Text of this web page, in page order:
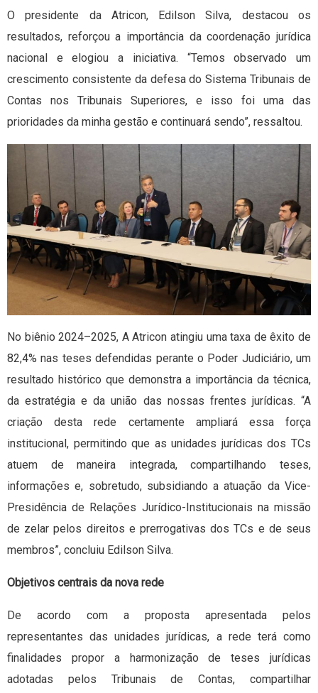
O presidente da Atricon, Edilson Silva, destacou os
resultados, reforçou a importância da coordenação jurídica
nacional e elogiou a iniciativa. “Temos observado um
crescimento consistente da defesa do Sistema Tribunais de
Contas nos Tribunais Superiores, e isso foi uma das
prioridades da minha gestão e continuará sendo”, ressaltou.
No biênio 2024–2025, A Atricon atingiu uma taxa de êxito de
82,4% nas teses defendidas perante o Poder Judiciário, um
resultado histórico que demonstra a importância da técnica,
da estratégia e da união das nossas frentes jurídicas. “A
criação desta rede certamente ampliará essa força
institucional, permitindo que as unidades jurídicas dos TCs
atuem de maneira integrada, compartilhando teses,
informações e, sobretudo, subsidiando a atuação da Vice-
Presidência de Relações Jurídico-Institucionais na missão
de zelar pelos direitos e prerrogativas dos TCs e de seus
membros”, concluiu Edilson Silva.
Objetivos centrais da nova rede
De acordo com a proposta apresentada pelos
representantes das unidades jurídicas, a rede terá como
finalidades propor a harmonização de teses jurídicas
adotadas pelos Tribunais de Contas, compartilhar